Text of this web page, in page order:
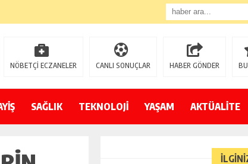
NÖBETÇİ ECZANELER CANLI SONUÇLAR HABER GÖNDER
SAĞLIK TEKNOLOJİ YAŞAM AKTÜALİTE